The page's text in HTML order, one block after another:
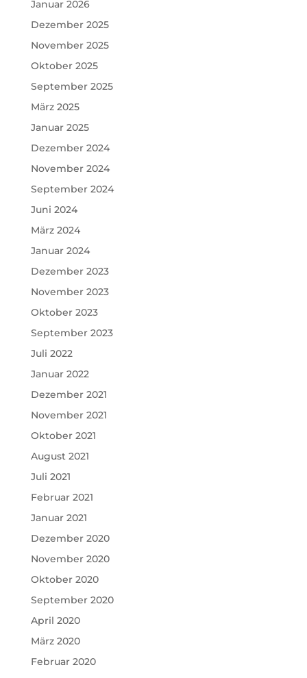
Januar 2026
Dezember 2025
November 2025
Oktober 2025
September 2025
März 2025
Januar 2025
Dezember 2024
November 2024
September 2024
Juni 2024
März 2024
Januar 2024
Dezember 2023
November 2023
Oktober 2023
September 2023
Juli 2022
Januar 2022
Dezember 2021
November 2021
Oktober 2021
August 2021
Juli 2021
Februar 2021
Januar 2021
Dezember 2020
November 2020
Oktober 2020
September 2020
April 2020
März 2020
Februar 2020